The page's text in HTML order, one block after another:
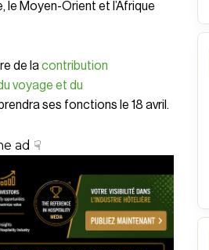
le Moyen-Orient et l’Afrique
de lacontribution
voyage et du
ses fonctions le 18 avril.
ad ☟